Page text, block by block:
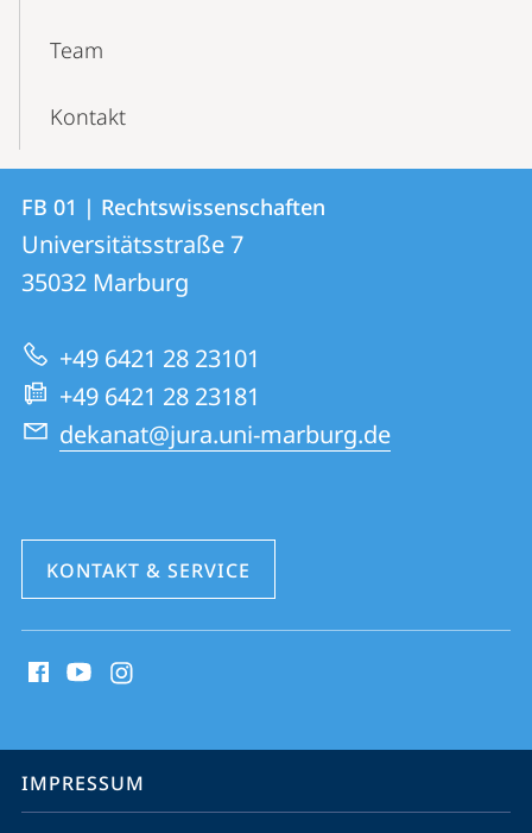
Team
Kontakt
Kontakt
und
Informationen
zur
Website
Kontaktinformationen
FB
01
|
Rechtswissenschaften
FB 01 | Rechtswissenschaften
Universitätsstraße 7
35032 Marburg
+49 6421 28 23101
+49 6421 28 23181
dekanat@jura.uni-marburg.de
KONTAKT & SERVICE
Media
Service-
Navigation
IMPRESSUM